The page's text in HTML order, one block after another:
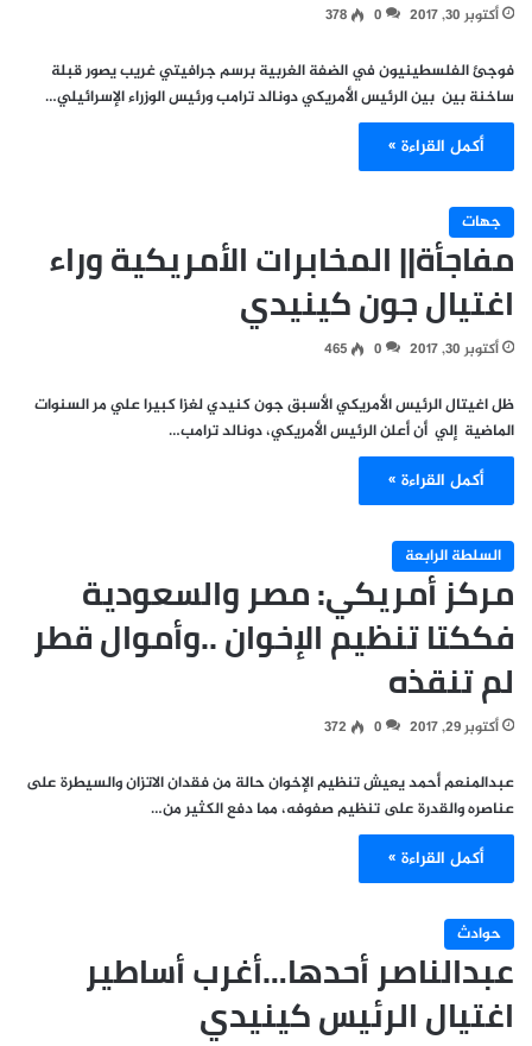
أكتوبر 30, 2017 0
378
فوجئ الفلسطينيون في الضفة الغربية برسم جرافيتي غريب يصور قبلة
ساخنة بين بين الرئيس الأمريكي دونالد ترامب ورئيس الوزراء الإسرائيلي…
أكمل القراءة »
جهات
مفاجأة|| المخابرات الأمريكية وراء
اغتيال جون كينيدي
أكتوبر 30, 2017 0
465
ظل اغيتال الرئيس الأمريكي الأسبق جون كنيدي لغزا كبيرا علي مر السنوات
الماضية إلي أن أعلن الرئيس الأمريكي، دونالد ترامب…
أكمل القراءة »
السلطة الرابعة
مركز أمريكي: مصر والسعودية
فككتا تنظيم الإخوان ..وأموال قطر
لم تنقذه
أكتوبر 29, 2017 0
372
عبدالمنعم أحمد يعيش تنظيم الإخوان حالة من فقدان الاتزان والسيطرة على
عناصره والقدرة على تنظيم صفوفه، مما دفع الكثير من…
أكمل القراءة »
حوادث
عبدالناصر أحدها…أغرب أساطير
اغتيال الرئيس كينيدي